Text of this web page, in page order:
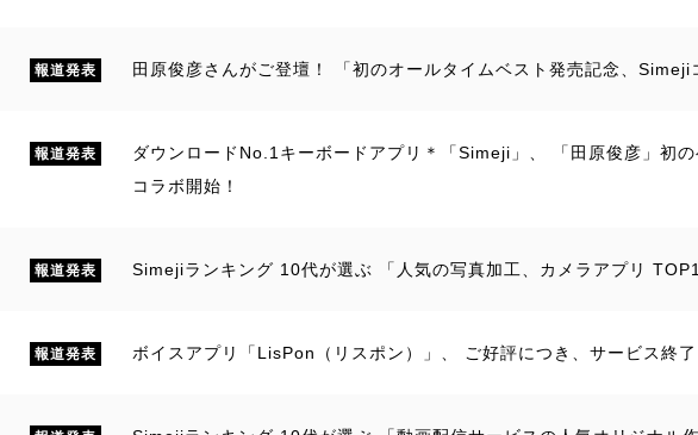
報道発表 田原俊彦さんがご登壇！ 「初のオールタイムベスト発売記念、Simeji
報道発表
ダウンロードNo.1キーボードアプリ＊「Simeji」、 「田原俊彦」初
コラボ開始！
報道発表 Simejiランキング 10代が選ぶ 「人気の写真加工、カメラアプリ
報道発表 ボイスアプリ「LisPon（リスポン）」、 ご好評につき、サービス終